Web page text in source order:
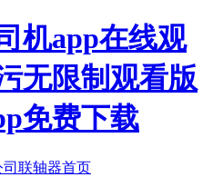
机app在线观
无限制观看版
免费下载